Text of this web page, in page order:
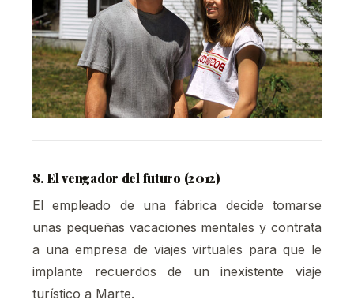
8. El vengador del futuro (2012)
El empleado de una fábrica decide tomarse
unas pequeñas vacaciones mentales y contrata
a una empresa de viajes virtuales para que le
implante recuerdos de un inexistente viaje
turístico a Marte.